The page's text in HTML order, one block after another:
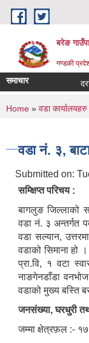
Skip to main content
बरेङ
गण्डकी
समाचार दररेट
You are
Home » वडा कार्यालयहरु
वडा नं. ३,
Submitted on:
सम्क्षिप्त परिचय :
बागलुङ जिल्लाको
वडा नं. ३ अन्तर्गत
वडा सल्यान,
वडाको सिमाना हो
प्रा.वि, १ वटा
नाङगेनडाँडा
वडाको मुख्य बस्ति
जनसंख्या, घरधुरी
जम्मा क्षेत्रफ़ल :-